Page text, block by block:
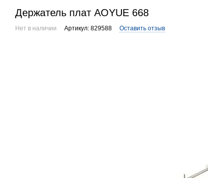
Держатель плат AOYUE 668
Нет в наличии Артикул: 829588 Оставить отзыв